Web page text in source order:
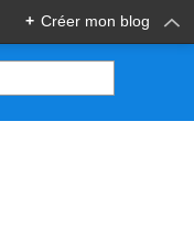
+ Créer mon blog